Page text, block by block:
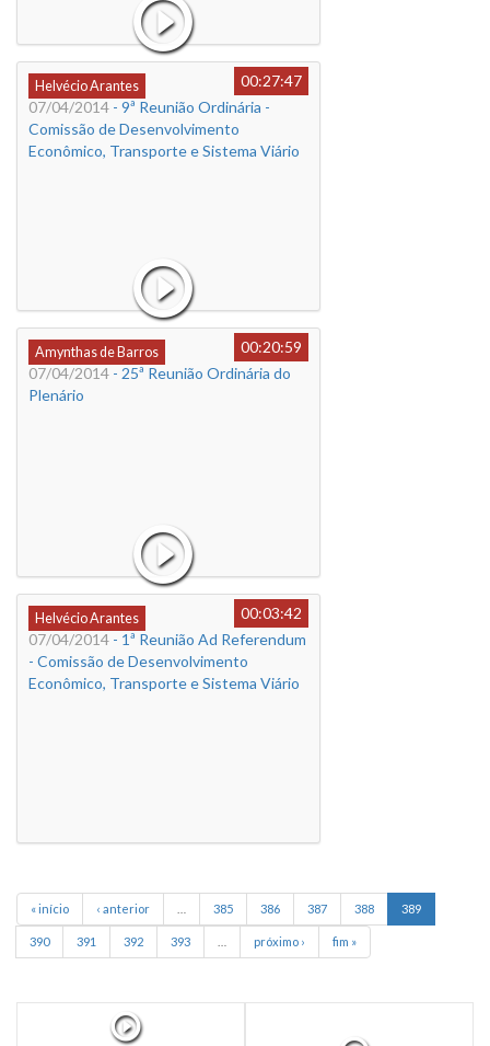
Helvécio Arantes
00:27:47
07/04/2014 - 9ª Reunião Ordinária -
Comissão de Desenvolvimento
Econômico, Transporte e Sistema Viário
Amynthas de Barros
00:20:59
07/04/2014 - 25ª Reunião Ordinária do
Plenário
Helvécio Arantes
00:03:42
07/04/2014 - 1ª Reunião Ad Referendum
- Comissão de Desenvolvimento
Econômico, Transporte e Sistema Viário
« início ‹ anterior 385 386 387 388 389
390 391 392 393 próximo › fim »